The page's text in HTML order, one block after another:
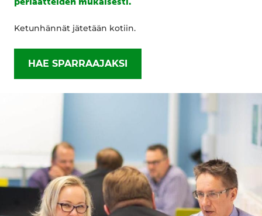
Ketunhännät jätetään kotiin.
HAE SPARRAAJAKSI